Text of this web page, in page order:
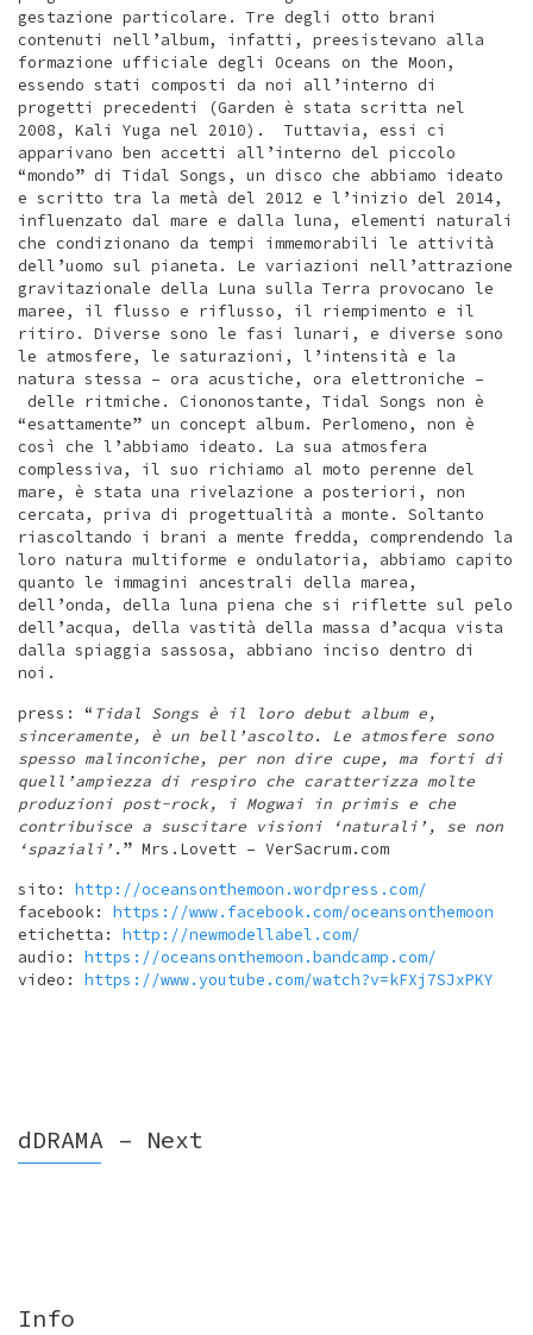
gestazione particolare. Tre degli otto brani
contenuti nell’album, infatti, preesistevano alla
formazione ufficiale degli Oceans on the Moon,
essendo stati composti da noi all’interno di
progetti precedenti (Garden è stata scritta nel
2008, Kali Yuga nel 2010). Tuttavia, essi ci
apparivano ben accetti all’interno del piccolo
“mondo” di Tidal Songs, un disco che abbiamo ideato
e scritto tra la metà del 2012 e l’inizio del 2014,
influenzato dal mare e dalla luna, elementi naturali
che condizionano da tempi immemorabili le attività
dell’uomo sul pianeta. Le variazioni nell’attrazione
gravitazionale della Luna sulla Terra provocano le
maree, il flusso e riflusso, il riempimento e il
ritiro. Diverse sono le fasi lunari, e diverse sono
le atmosfere, le saturazioni, l’intensità e la
natura stessa – ora acustiche, ora elettroniche –
delle ritmiche. Ciononostante, Tidal Songs non è
“esattamente” un concept album. Perlomeno, non è
così che l’abbiamo ideato. La sua atmosfera
complessiva, il suo richiamo al moto perenne del
mare, è stata una rivelazione a posteriori, non
cercata, priva di progettualità a monte. Soltanto
riascoltando i brani a mente fredda, comprendendo la
loro natura multiforme e ondulatoria, abbiamo capito
quanto le immagini ancestrali della marea,
dell’onda, della luna piena che si riflette sul pelo
dell’acqua, della vastità della massa d’acqua vista
dalla spiaggia sassosa, abbiano inciso dentro di
noi.
press: “ Tidal Songs è il loro debut album e,
sinceramente, è un bell’ascolto. Le atmosfere sono
spesso malinconiche, per non dire cupe, ma forti di
quell’ampiezza di respiro che caratterizza molte
produzioni post-rock, i Mogwai in primis e che
contribuisce a suscitare visioni ‘naturali’, se non
‘spaziali’.” Mrs.Lovett – VerSacrum.com
sito: http://oceansonthemoon.wordpress.com/
facebook: https://www.facebook.com/oceansonthemoon
etichetta: http://newmodellabel.com/
audio: https://oceansonthemoon.bandcamp.com/
video: https://www.youtube.com/watch?v=kFXj7SJxPKY
dDRAMA – Next
Info